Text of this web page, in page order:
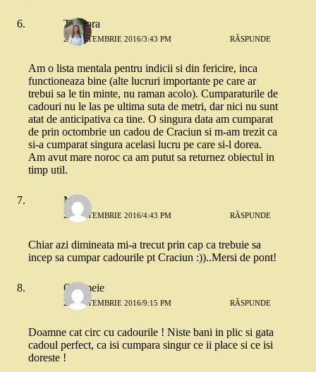
Teodora
20 SEPTEMBRIE 2016/3:43 PM RĂSPUNDE
Am o lista mentala pentru indicii si din fericire, inca
functioneaza bine (alte lucruri importante pe care ar
trebui sa le tin minte, nu raman acolo). Cumparaturile de
cadouri nu le las pe ultima suta de metri, dar nici nu sunt
atat de anticipativa ca tine. O singura data am cumparat
de prin octombrie un cadou de Craciun si m-am trezit ca
si-a cumparat singura acelasi lucru pe care si-l dorea.
Am avut mare noroc ca am putut sa returnez obiectul in
timp util.
Mary
20 SEPTEMBRIE 2016/4:43 PM RĂSPUNDE
Chiar azi dimineata mi-a trecut prin cap ca trebuie sa
incep sa cumpar cadourile pt Craciun :))..Mersi de pont!
O femeie
20 SEPTEMBRIE 2016/9:15 PM RĂSPUNDE
Doamne cat circ cu cadourile ! Niste bani in plic si gata
cadoul perfect, ca isi cumpara singur ce ii place si ce isi
doreste !